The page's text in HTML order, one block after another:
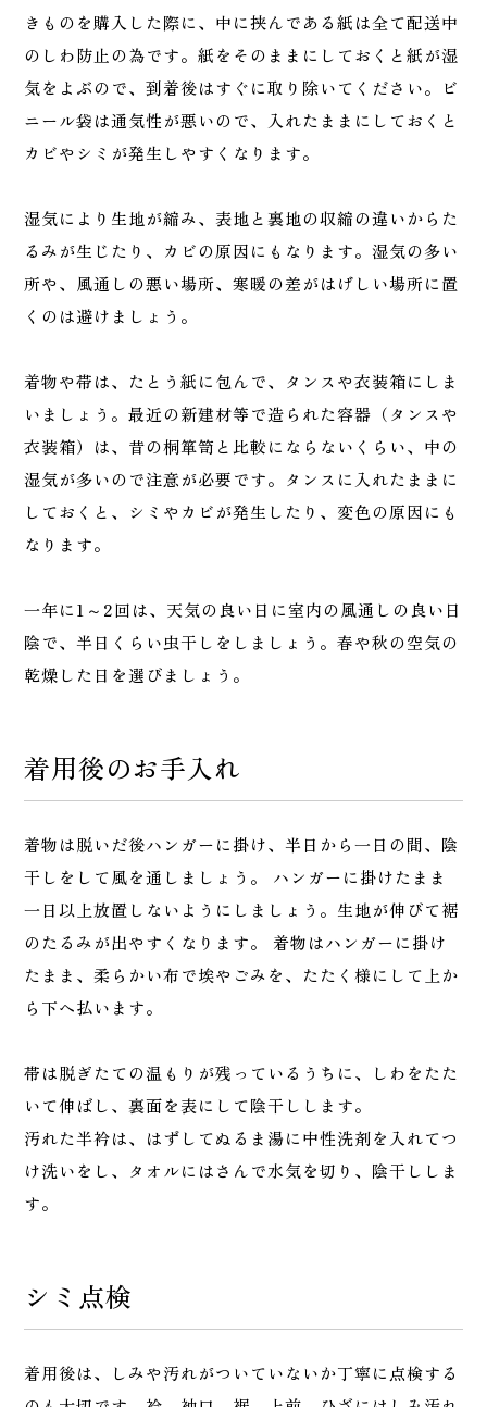
きものを購入した際に、中に挟んである紙は全て配送中
のしわ防止の為です。紙をそのままにしておくと紙が湿
気をよぶので、到着後はすぐに取り除いてください。ビ
ニール袋は通気性が悪いので、入れたままにしておくと
カビやシミが発生しやすくなります。
湿気により生地が縮み、表地と裏地の収縮の違いからた
るみが生じたり、カビの原因にもなります。湿気の多い
所や、風通しの悪い場所、寒暖の差がはげしい場所に置
くのは避けましょう。
着物や帯は、たとう紙に包んで、タンスや衣装箱にしま
いましょう。最近の新建材等で造られた容器（タンスや
衣装箱）は、昔の桐箪笥と比較にならないくらい、中の
湿気が多いので注意が必要です。タンスに入れたままに
しておくと、シミやカビが発生したり、変色の原因にも
なります。
一年に1～2回は、天気の良い日に室内の風通しの良い日
陰で、半日くらい虫干しをしましょう。春や秋の空気の
乾燥した日を選びましょう。
着用後のお手入れ
着物は脱いだ後ハンガーに掛け、半日から一日の間、陰
干しをして風を通しましょう。 ハンガーに掛けたまま
一日以上放置しないようにしましょう。生地が伸びて裾
のたるみが出やすくなります。 着物はハンガーに掛け
たまま、柔らかい布で埃やごみを、たたく様にして上か
ら下へ払います。
帯は脱ぎたての温もりが残っているうちに、しわをたた
いて伸ばし、裏面を表にして陰干しします。
汚れた半衿は、はずしてぬるま湯に中性洗剤を入れてつ
け洗いをし、タオルにはさんで水気を切り、陰干ししま
す。
シミ点検
着用後は、しみや汚れがついていないか丁寧に点検する